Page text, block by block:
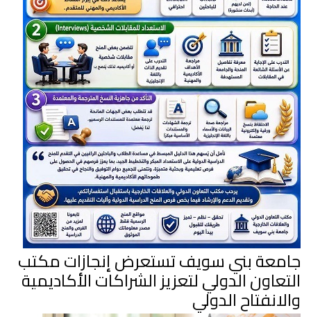
جامعة بني سويف تستعرض إنجازات مكتب
التعاون الدولي لتعزيز الشراكات الأكاديمية
والانفتاح الدولي